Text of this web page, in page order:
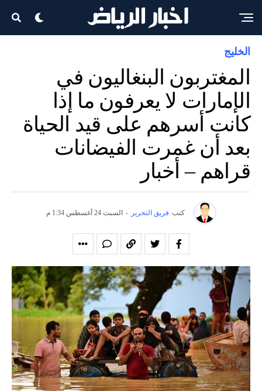
الخليج
المغتربون البنغاليون في
الإمارات لا يعرفون ما إذا
كانت أسرهم على قيد الحياة
بعد أن غمرت الفيضانات
قراهم – أخبار
كتب فريق التحرير - السبت 24 أغسطس 1:34 م